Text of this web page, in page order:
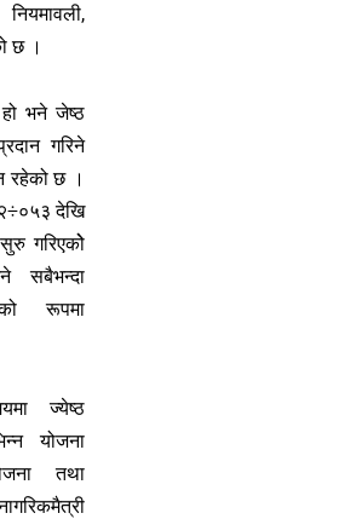
छ ।
हो भने जेष्ठ
गरिने
रहेको छ ।
देखि
गरिएकोे
सबैभन्दा
रूपमा
ज्येष्ठ
योजना
तथा